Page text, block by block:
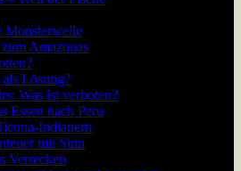
Monsterwelle
Amazonas
Lösung?
Was ist verboten?
Essen nach Peru
Indianern
mit Sinn
Verrecken